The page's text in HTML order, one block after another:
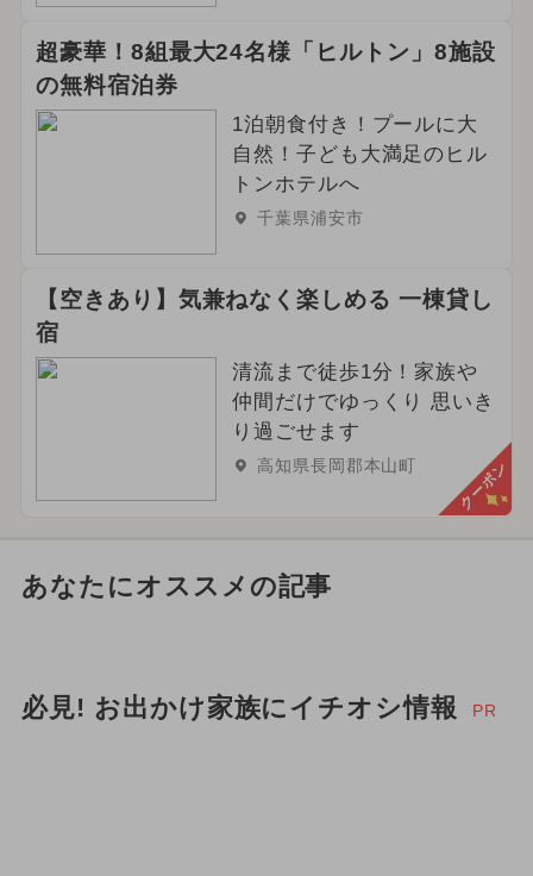
超豪華！8組最大24名様「ヒルトン」8施設
の無料宿泊券
1泊朝食付き！プールに大
自然！子ども大満足のヒル
トンホテルへ
千葉県浦安市
【空きあり】気兼ねなく楽しめる 一棟貸し
宿
清流まで徒歩1分！家族や
仲間だけでゆっくり 思いき
り過ごせます
高知県長岡郡本山町 クーポン
あなたにオススメの記事
必見! お出かけ家族にイチオシ情報 PR